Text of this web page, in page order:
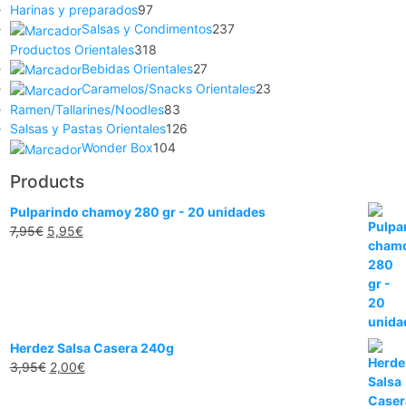
Harinas y preparados97
Salsas y Condimentos237
Productos Orientales318
Bebidas Orientales27
Caramelos/Snacks Orientales23
Ramen/Tallarines/Noodles83
Salsas y Pastas Orientales126
Wonder Box104
Products
Pulparindo chamoy 280 gr - 20 unidades
7,95€ 5,95€
Herdez Salsa Casera 240g
3,95€ 2,00€